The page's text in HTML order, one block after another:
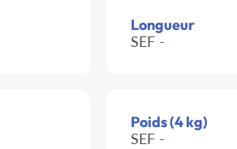
Longueur
SEF -
Poids (4 kg)
SEF -